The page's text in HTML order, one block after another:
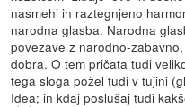
nasmehi in raztegnjeno
narodna glasba. Narodna
povezave z narodno-
dobra. O tem pričata tudi
tega sloga požel tudi v tujini
Idea; in kdaj poslušaj tudi